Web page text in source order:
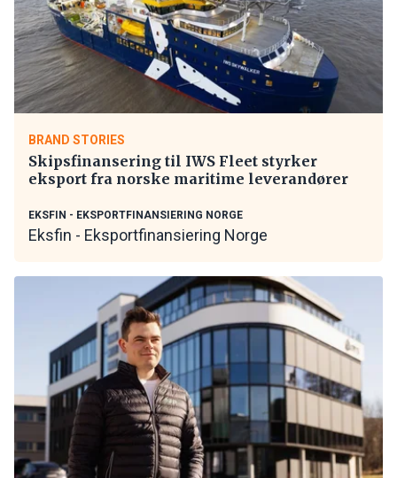
BRAND STORIES
Skipsfinansering til IWS Fleet styrker
eksport fra norske maritime leverandører
EKSFIN - EKSPORTFINANSIERING NORGE
Eksfin - Eksportfinansiering Norge